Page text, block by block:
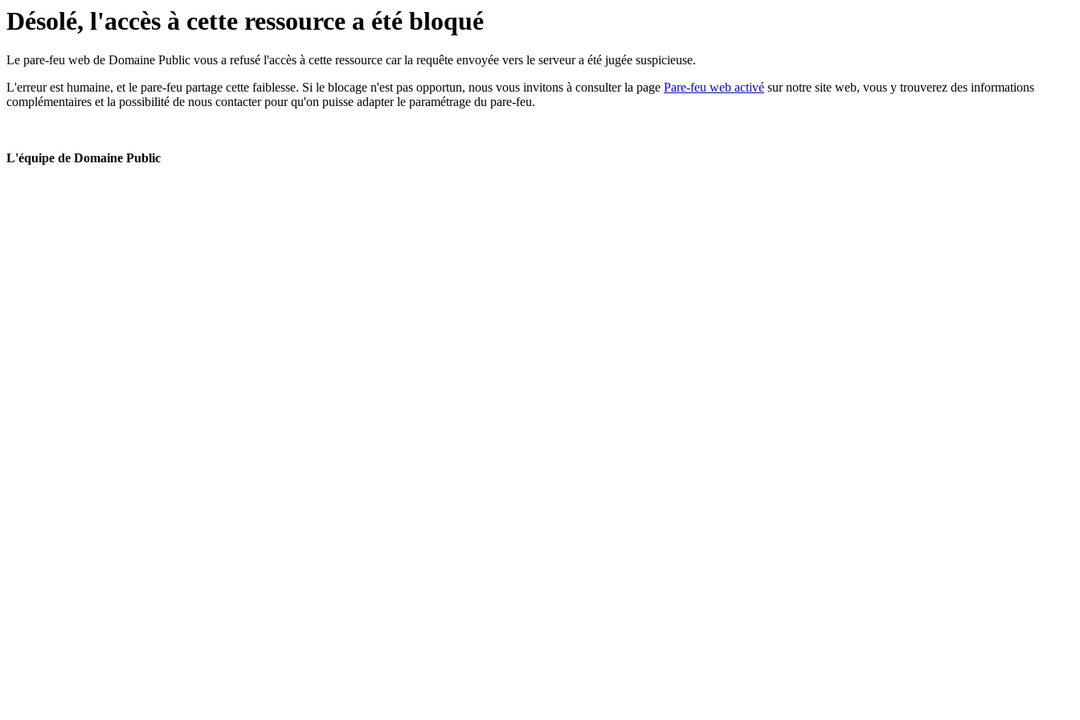
Désolé, l'accès à cette ressource a été bloqué
Le pare-feu web de Domaine Public vous a refusé l'accès à cette ressource car la requête envoyée vers le serveur a été jugée suspicieuse.
L'erreur est humaine, et le pare-feu partage cette faiblesse. Si le blocage n'est pas opportun, nous vous invitons à consulter la page Pare-feu web activé sur notre site web, vous y trouverez des informations
complémentaires et la possibilité de nous contacter pour qu'on puisse adapter le paramétrage du pare-feu.
L'équipe de Domaine Public